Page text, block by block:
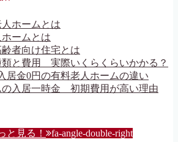
ホームとは
ームとは
者向け住宅とは
類と費用 実際いくらくらいかかる？
居金0円の有料老人ホームの違い
の入居一時金 初期費用が高い理由
と見る！ fa-angle-double-right